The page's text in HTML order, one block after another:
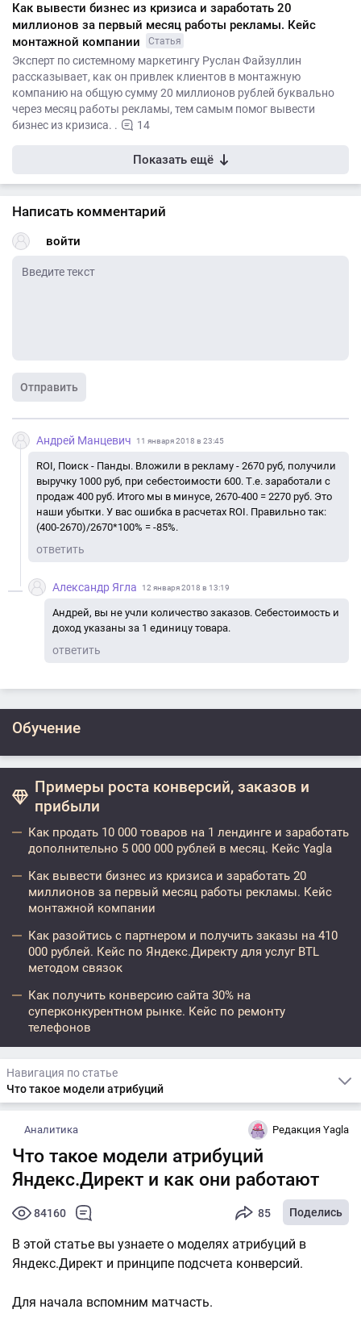
Как вывести бизнес из кризиса и заработать 20
миллионов за первый месяц работы рекламы. Кейс
монтажной компании
Статья
Эксперт по системному маркетингу Руслан Файзуллин
рассказывает, как он привлек клиентов в монтажную
компанию на общую сумму 20 миллионов рублей буквально
через месяц работы рекламы, тем самым помог вывести
бизнес из кризиса. .
14
Показать ещё
Написать комментарий
войти
Отправить
Андрей Манцевич 11 января 2018 в 23:45
ROI, Поиск - Панды. Вложили в рекламу - 2670 руб, получили
выручку 1000 руб, при себестоимости 600. Т.е. заработали с
продаж 400 руб. Итого мы в минусе, 2670-400 = 2270 руб. Это
наши убытки. У вас ошибка в расчетах ROI. Правильно так:
(400-2670)/2670*100% = -85%.
ответить
Александр Ягла 12 января 2018 в 13:19
Андрей, вы не учли количество заказов. Себестоимость и
доход указаны за 1 единицу товара.
ответить
Обучение
Примеры роста конверсий, заказов и
прибыли
Как продать 10 000 товаров на 1 лендинге и заработать
дополнительно 5 000 000 рублей в месяц. Кейс Yagla
Как вывести бизнес из кризиса и заработать 20
миллионов за первый месяц работы рекламы. Кейс
монтажной компании
Как разойтись с партнером и получить заказы на 410
000 рублей. Кейс по Яндекс.Директу для услуг BTL
методом связок
Как получить конверсию сайта 30% на
суперконкурентном рынке. Кейс по ремонту
телефонов
Навигация по статье
Что такое модели атрибуций
Аналитика Редакция Yagla
Что такое модели атрибуций
Яндекс.Директ и как они работают
84160 85 Поделись
В этой статье вы узнаете о моделях атрибуций в
Яндекс.Директ и принципе подсчета конверсий.
Для начала вспомним матчасть.